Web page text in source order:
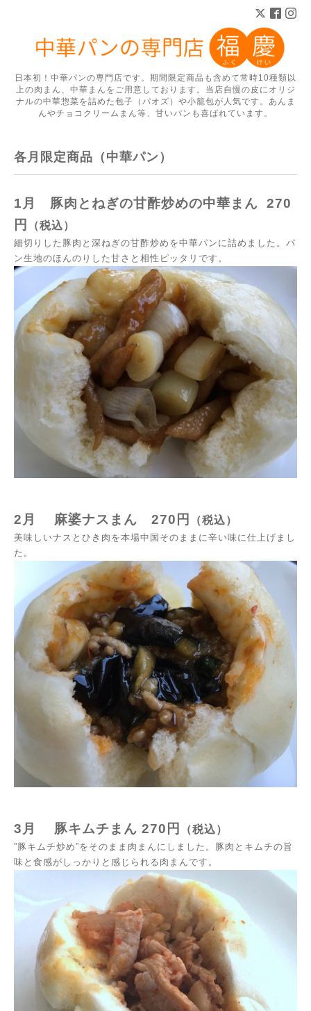
日本初！中華パンの専門店です。期間限定商品も含めて常時10種類以
上の肉まん、中華まんをご用意しております。当店自慢の皮にオリジ
ナルの中華惣菜を詰めた包子（パオズ）や小籠包が人気です。あんま
んやチョコクリームまん等、甘いパンも喜ばれています。
各月限定商品（中華パン）
1月 豚肉とねぎの甘酢炒めの中華まん
270
円
（税込）
細切りした豚肉と深ねぎの甘酢炒めを中華パンに詰めました。パ
ン生地のほんのりした甘さと相性ピッタリです。
2月 麻婆ナスまん 270 円 （税込）
美味しいナスとひき肉を本場中国そのままに辛い味に仕上げまし
た。
3月 豚キムチまん 270円 （税込）
”豚キムチ炒め”をそのまま肉まんにしました。豚肉とキムチの旨
味と食感がしっかりと感じられる肉まんです。